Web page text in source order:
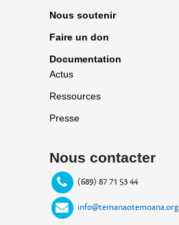
Nous soutenir
Faire un don
Documentation
Actus
Ressources
Presse
Nous contacter
(689) 87 71 53 44
info@temanaotemoana.org